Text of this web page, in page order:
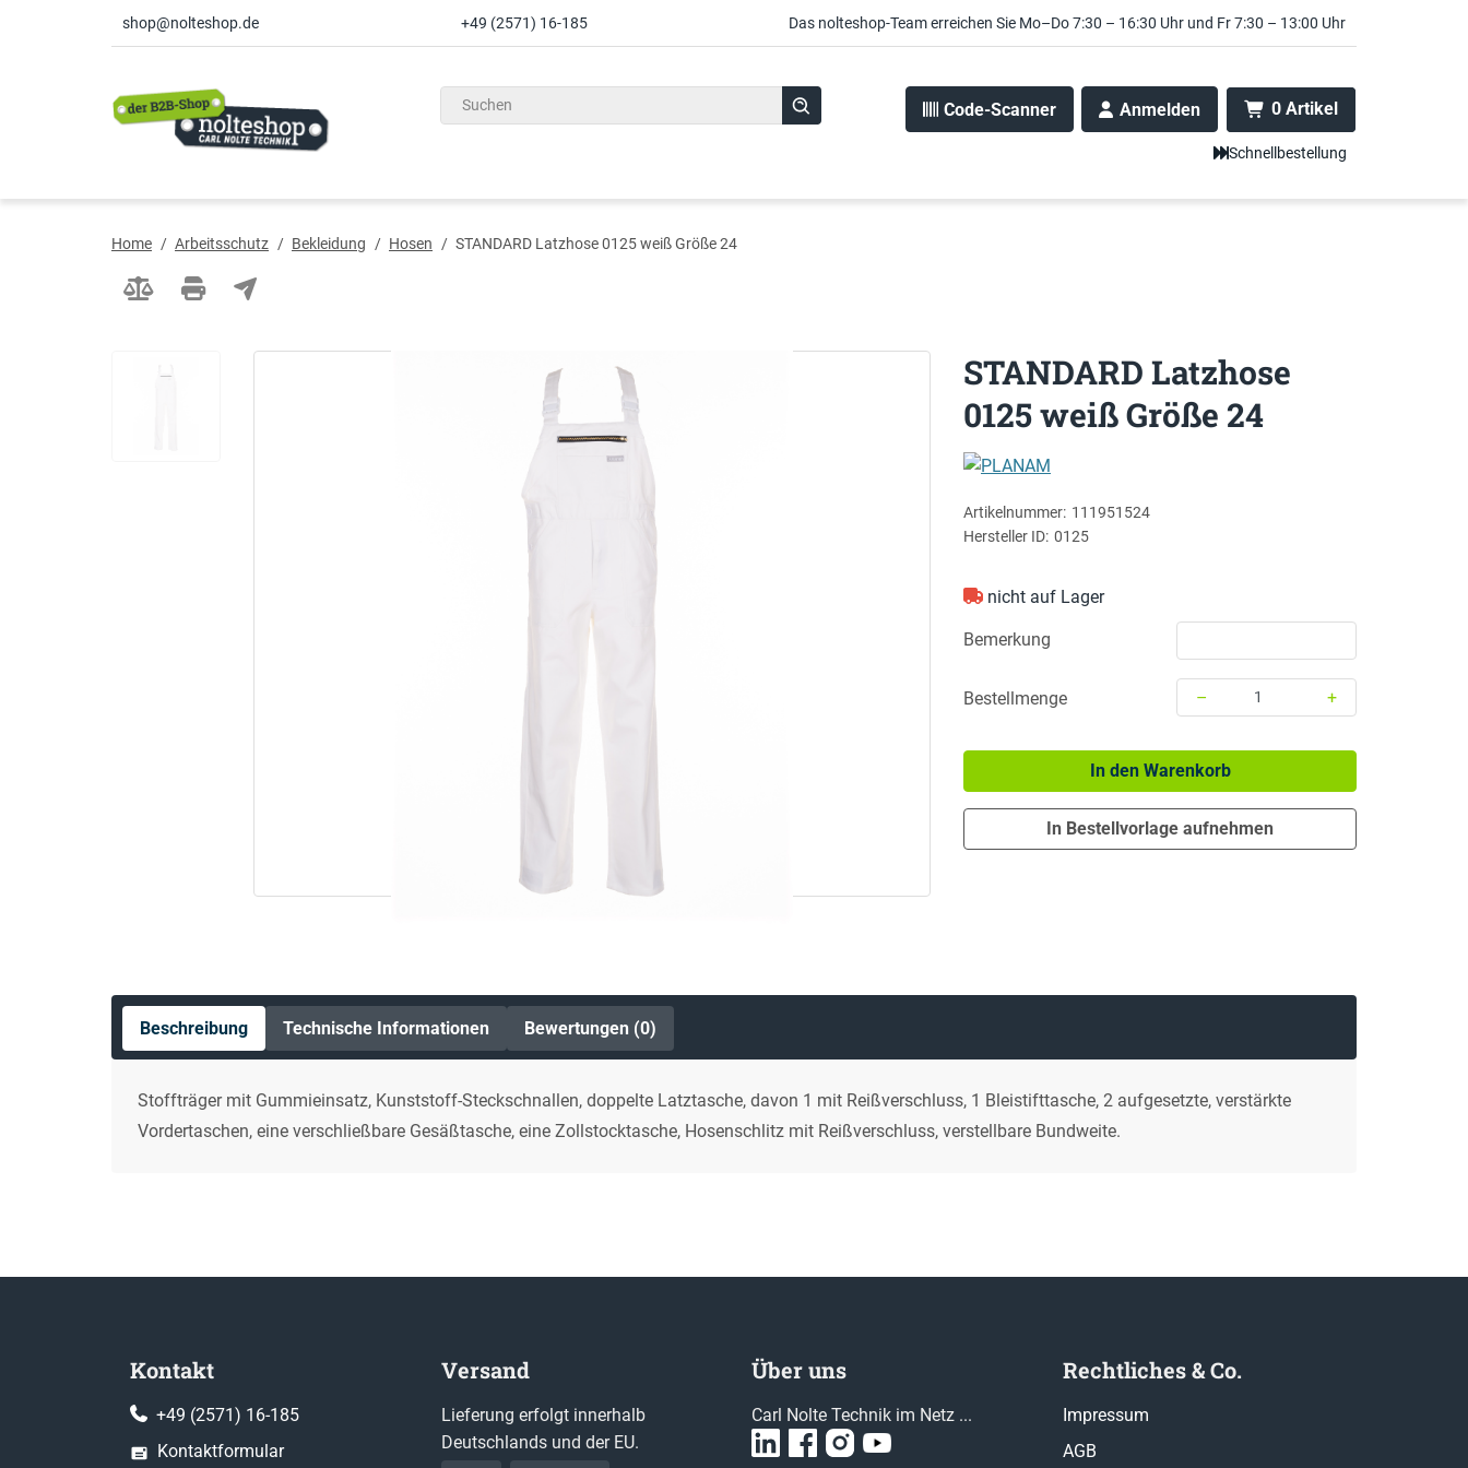
shop@nolteshop.de +49 (2571) 16-185 Das nolteshop-Team erreichen Sie Mo–Do 7:30 – 16:30 Uhr und Fr 7:30 – 13:00 Uhr
Code-Scanner Anmelden 0 Artikel
Schnellbestellung
Home / Arbeitsschutz / Bekleidung / Hosen / STANDARD Latzhose 0125 weiß Größe 24
STANDARD Latzhose
0125 weiß Größe 24
Artikelnummer: 111951524
Hersteller ID: 0125
nicht auf Lager
Bemerkung
Bestellmenge –
+
In den Warenkorb
In Bestellvorlage aufnehmen
Beschreibung Technische Informationen Bewertungen (0)
Stoffträger mit Gummieinsatz, Kunststoff-Steckschnallen, doppelte Latztasche, davon 1 mit Reißverschluss, 1 Bleistifttasche, 2 aufgesetzte, verstärkte
Vordertaschen, eine verschließbare Gesäßtasche, eine Zollstocktasche, Hosenschlitz mit Reißverschluss, verstellbare Bundweite.
Kontakt
+49 (2571) 16-185
Kontaktformular
Versand
Lieferung erfolgt innerhalb
Deutschlands und der EU.
Über uns
Carl Nolte Technik im Netz ...
Rechtliches & Co.
Impressum
AGB